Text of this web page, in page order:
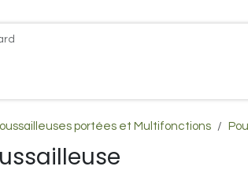
Plus d'infos
portées et Multifonctions